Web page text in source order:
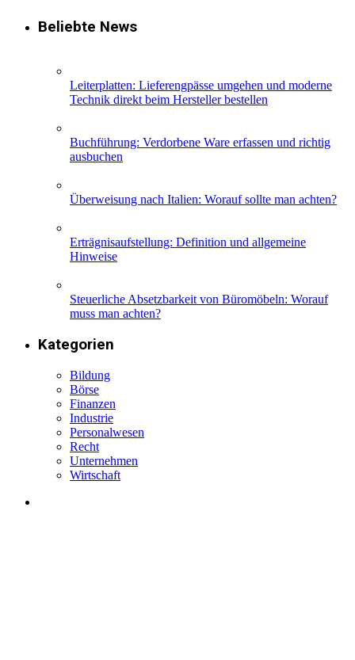
Beliebte News
Leiterplatten: Lieferengpässe umgehen und moderne
Technik direkt beim Hersteller bestellen
Buchführung: Verdorbene Ware erfassen und richtig
ausbuchen
Überweisung nach Italien: Worauf sollte man achten?
Erträgnisaufstellung: Definition und allgemeine
Hinweise
Steuerliche Absetzbarkeit von Büromöbeln: Worauf
muss man achten?
Kategorien
Bildung
Börse
Finanzen
Industrie
Personalwesen
Recht
Unternehmen
Wirtschaft